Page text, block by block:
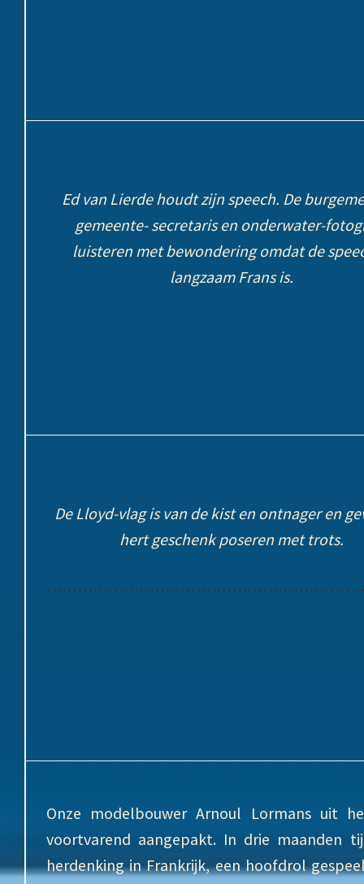
Ed van Lierde houdt zijn speech. De
gemeente- secretaris en onderwater-
luisteren met bewondering omdat de
langzaam Frans is.
De Lloyd-vlag is van de kist en ontnager en
hert geschenk poseren met trots.
Onze modelbouwer Arnoul Lormans uit
voortvarend aangepakt. In drie maanden
herdenking in Frankrijk, een hoofdrol